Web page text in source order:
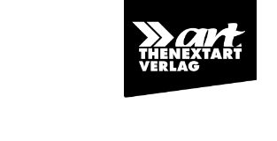
Zur
Navigation
springen
Zum
Inhalt
springen